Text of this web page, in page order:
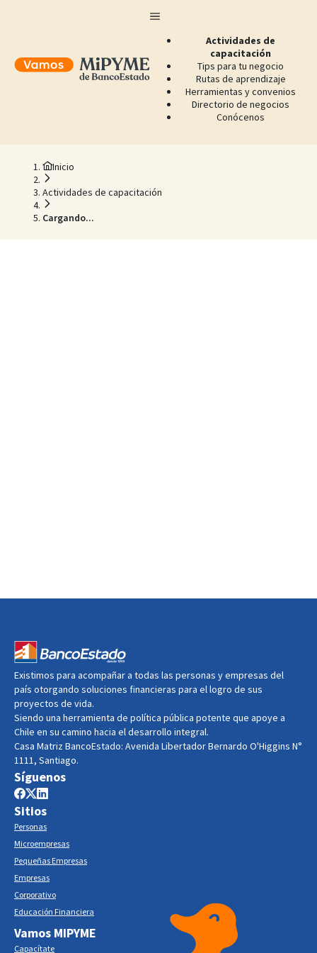
Actividades de
capacitación
Tips para tu negocio
Rutas de aprendizaje
Herramientas y convenios
Directorio de negocios
Conócenos
Inicio
Actividades de capacitación
Cargando...
Existimos para acompañar a todas las personas y empresas del
país otorgando soluciones financieras para el logro de sus
proyectos de vida.
Siendo una herramienta de política pública potente que apoye a
Chile en su camino hacia el desarrollo integral.
Casa Matriz BancoEstado: Avenida Libertador Bernardo O'Higgins N°
1111, Santiago.
Síguenos
Sitios
Personas
Microempresas
Pequeñas Empresas
Empresas
Corporativo
Educación Financiera
Vamos MIPYME
Capacítate